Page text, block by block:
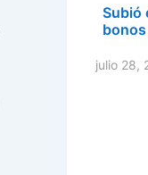
Subió
julio 28,